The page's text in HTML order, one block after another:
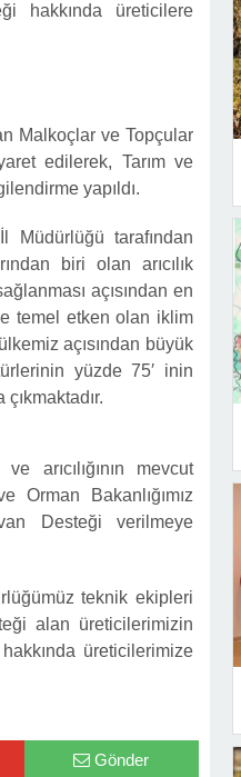
hakkında üreticilere
Malkoçlar ve Topçular
edilerek, Tarım ve
yapıldı.
tarafından
biri olan arıcılık
açısından en
temel etken olan iklim
açısından büyük
yüzde 75′ inin
arıcılığının mevcut
Orman Bakanlığımız
Desteği verilmeye
teknik ekipleri
alan üreticilerimizin
üreticilerimize
Gönder